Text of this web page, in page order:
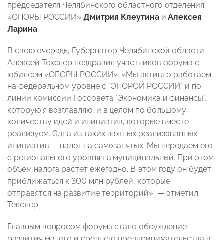
председателя Челябинского областного отделения
«ОПОРЫ РОССИИ» Дмитрия Клеутина и Алексея
Ларина.
В свою очередь, Губернатор Челябинской области
Алексей Текслер поздравил участников форума с
юбилеем «ОПОРЫ РОССИИ». «Мы активно работаем
на федеральном уровне с "ОПОРОЙ РОССИИ" и по
линии комиссии Госсовета "Экономика и финансы",
которую я возглавляю, и в целом по большому
количеству идей и инициатив, которые вместе
реализуем. Одна из таких важных реализованных
инициатив — налог на самозанятых. Мы передаем его
с регионального уровня на муниципальный. При этом
объем налога растет ежегодно. В этом году он будет
приближаться к 300 млн рублей, которые
отправятся на развитие территорий», — отметил
Текслер.
Главным вопросом форума стало обсуждение